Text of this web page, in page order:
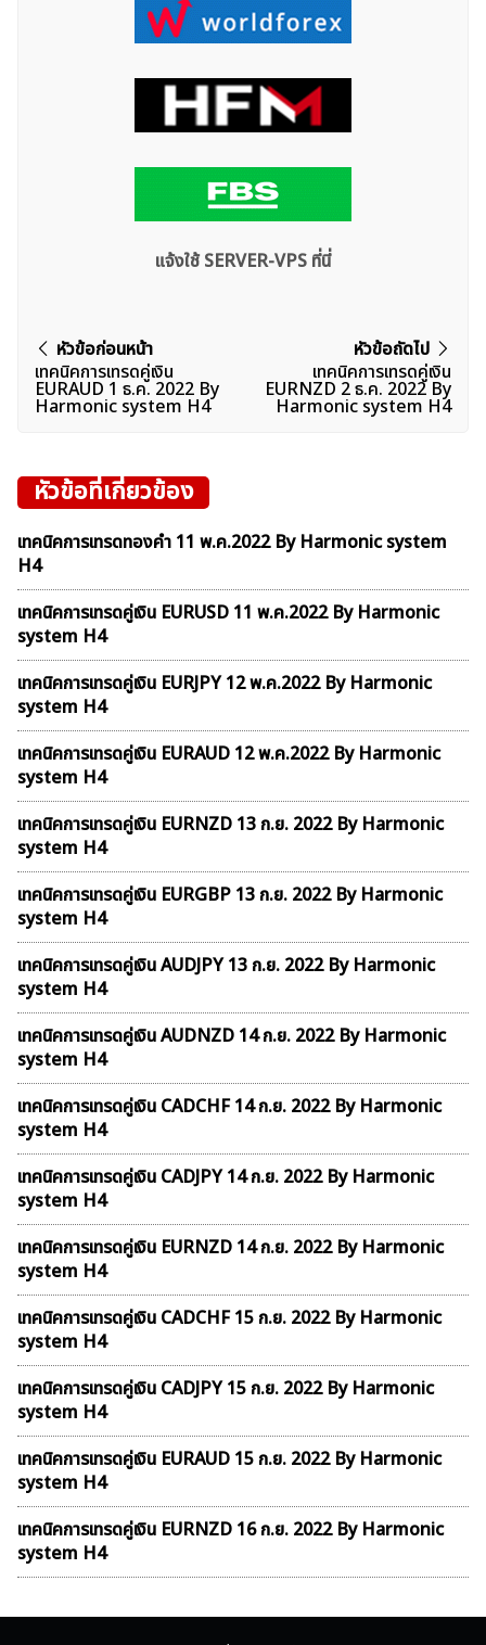
แจ้งใช้ SERVER-VPS ที่นี่
แนะแนว
เรื่อง
หัวข้อก่อนหน้า
เทคนิคการเทรดคู่เงิน
EURAUD 1 ธ.ค. 2022 By
Harmonic system H4
หัวข้อถัดไป
เทคนิคการเทรดคู่เงิน
EURNZD 2 ธ.ค. 2022 By
Harmonic system H4
หัวข้อที่เกี่ยวข้อง
เทคนิคการเทรดทองคำ 11 พ.ค.2022 By Harmonic system
H4
เทคนิคการเทรดคู่เงิน EURUSD 11 พ.ค.2022 By Harmonic
system H4
เทคนิคการเทรดคู่เงิน EURJPY 12 พ.ค.2022 By Harmonic
system H4
เทคนิคการเทรดคู่เงิน EURAUD 12 พ.ค.2022 By Harmonic
system H4
เทคนิคการเทรดคู่เงิน EURNZD 13 ก.ย. 2022 By Harmonic
system H4
เทคนิคการเทรดคู่เงิน EURGBP 13 ก.ย. 2022 By Harmonic
system H4
เทคนิคการเทรดคู่เงิน AUDJPY 13 ก.ย. 2022 By Harmonic
system H4
เทคนิคการเทรดคู่เงิน AUDNZD 14 ก.ย. 2022 By Harmonic
system H4
เทคนิคการเทรดคู่เงิน CADCHF 14 ก.ย. 2022 By Harmonic
system H4
เทคนิคการเทรดคู่เงิน CADJPY 14 ก.ย. 2022 By Harmonic
system H4
เทคนิคการเทรดคู่เงิน EURNZD 14 ก.ย. 2022 By Harmonic
system H4
เทคนิคการเทรดคู่เงิน CADCHF 15 ก.ย. 2022 By Harmonic
system H4
เทคนิคการเทรดคู่เงิน CADJPY 15 ก.ย. 2022 By Harmonic
system H4
เทคนิคการเทรดคู่เงิน EURAUD 15 ก.ย. 2022 By Harmonic
system H4
เทคนิคการเทรดคู่เงิน EURNZD 16 ก.ย. 2022 By Harmonic
system H4